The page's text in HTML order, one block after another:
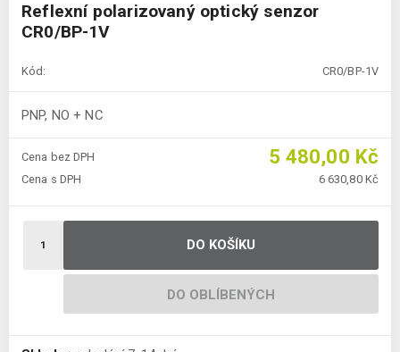
Reflexní polarizovaný optický senzor
CR0/BP-1V
Kód: CR0/BP-1V
PNP, NO + NC
Cena bez DPH 5 480,00 Kč
Cena s DPH 6 630,80 Kč
DO KOŠÍKU
DO OBLÍBENÝCH